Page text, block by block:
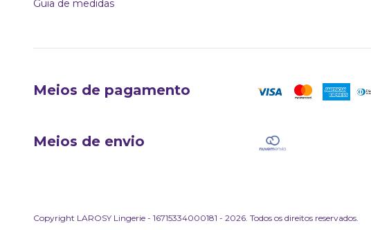
Guia de medidas
Meios de pagamento
Meios de envio
Copyright LAROSY Lingerie - 16715334000181 - 2026. Todos os direitos reservados.